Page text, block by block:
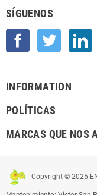
SÍGUENOS
Facebook Twitter
INFORMATION
POLÍTICAS
MARCAS QUE NOS
Copyright © 2025